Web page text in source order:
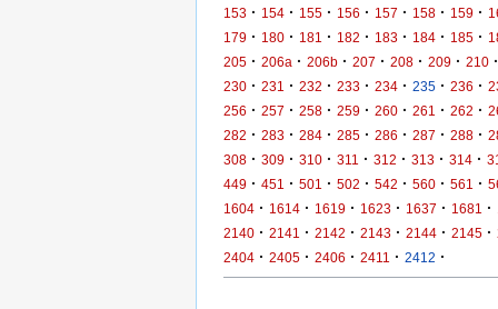
153 · 154 · 155 · 156 · 157 · 158 · 159 ·
179 · 180 · 181 · 182 · 183 · 184 · 185 ·
205 · 206a · 206b · 207 · 208 · 209 · 210 ·
230 · 231 · 232 · 233 · 234 · 235 · 236 ·
256 · 257 · 258 · 259 · 260 · 261 · 262 ·
282 · 283 · 284 · 285 · 286 · 287 · 288 ·
308 · 309 · 310 · 311 · 312 · 313 · 314 ·
449 · 451 · 501 · 502 · 542 · 560 · 561 ·
1604 · 1614 · 1619 · 1623 · 1637 · 1681 ·
2140 · 2141 · 2142 · 2143 · 2144 · 2145 ·
2404 · 2405 · 2406 · 2411 · 2412 ·